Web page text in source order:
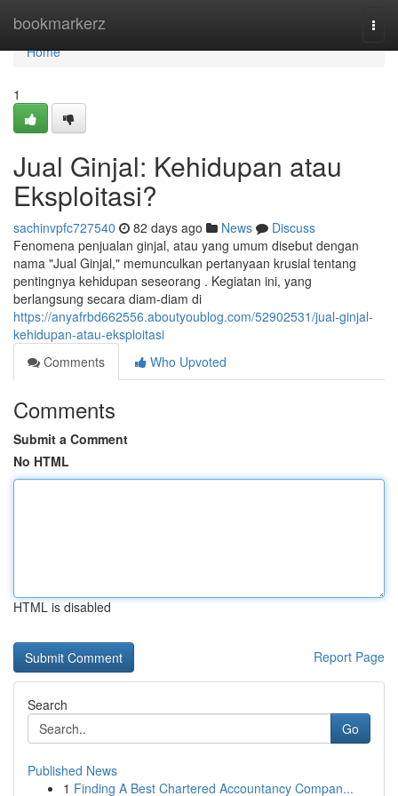
bookmarkerz
Home
Home
1
Jual Ginjal: Kehidupan atau
Eksploitasi?
sachinvpfc727540 82 days ago News
Discuss
Fenomena penjualan ginjal, atau yang umum disebut dengan
nama "Jual Ginjal," memunculkan pertanyaan krusial tentang
pentingnya kehidupan seseorang . Kegiatan ini, yang
berlangsung secara diam-diam di
https://anyafrbd662556.aboutyoublog.com/52902531/jual-ginjal-
kehidupan-atau-eksploitasi
Comments
Who Upvoted
Comments
Submit a Comment
No HTML
HTML is disabled
Report Page
Search
Go
Published News
1 Finding A Best Chartered Accountancy Compan...